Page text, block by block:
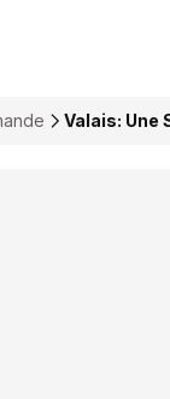
Valais: Une